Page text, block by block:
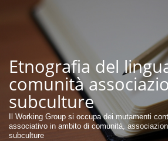
Etnografia del
comunità
subculture
Il Working Group si occupa dei mutamenti
associativo in ambito di comunità,
subculture